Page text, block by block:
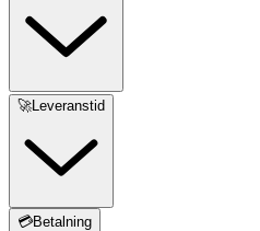
🚀Leveranstid
💳Betalning